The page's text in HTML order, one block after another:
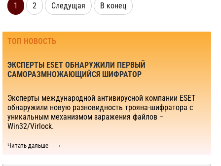
1 2 Следущая В конец
ТОП НОВОСТЬ
ЭКСПЕРТЫ ESET ОБНАРУЖИЛИ ПЕРВЫЙ
САМОРАЗМНОЖАЮЩИЙСЯ ШИФРАТОР
Эксперты международной антивирусной компании ESET
обнаружили новую разновидность трояна-шифратора с
уникальным механизмом заражения файлов –
Win32/Virlock.
Читать дальше